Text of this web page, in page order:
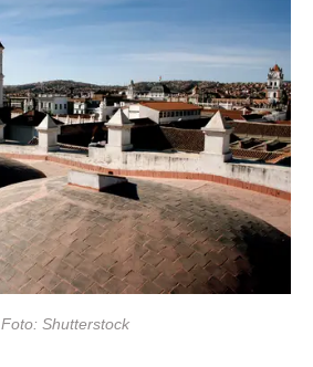
Foto: Shutterstock